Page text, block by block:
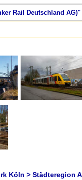
Rail Deutschland AG)"
Köln > Städteregion